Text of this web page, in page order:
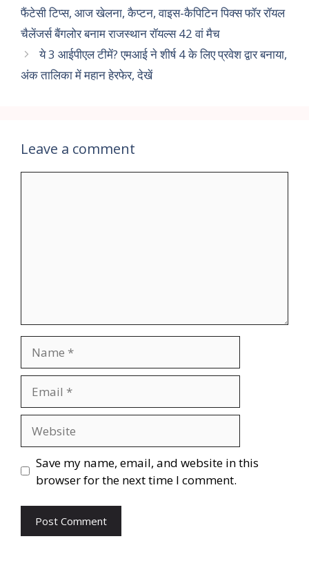
फैंटेसी टिप्स, आज खेलना, कैप्टन, वाइस-कैपिटिन पिक्स फॉर रॉयल
चैलेंजर्स बैंगलोर बनाम राजस्थान रॉयल्स 42 वां मैच
ये 3 आईपीएल टीमें? एमआई ने शीर्ष 4 के लिए प्रवेश द्वार बनाया,
अंक तालिका में महान हेरफेर, देखें
Leave a comment
Save my name, email, and website in this
browser for the next time I comment.